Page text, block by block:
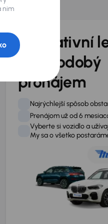
VIP partner získavate
ponuku a zašleme
Operativní
dlouhodobý
pronájem
Najrýchlejší spôsob
Prenájom už od 6
Vyberte si vozidlo a
My sa o všetko
nim